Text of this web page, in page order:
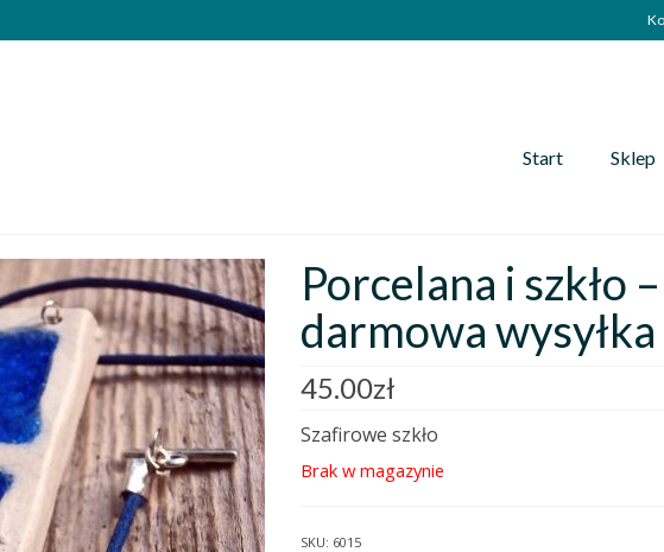
Start Sklep
Porcelana i szkło
darmowa wysyłka
45.00zł
Szafirowe szkło
Brak w magazynie
SKU: 6015